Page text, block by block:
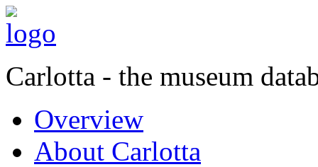
Carlotta - the museum
Overview
About Carlotta